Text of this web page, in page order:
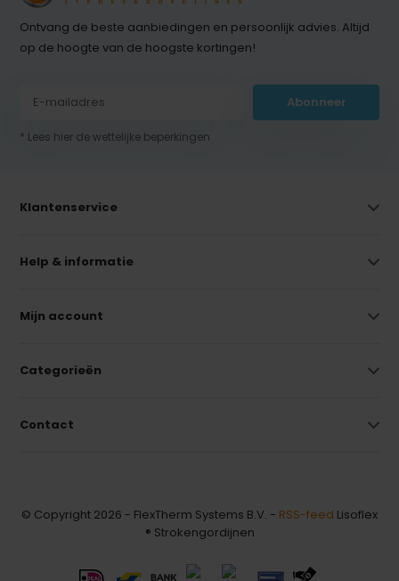
Ontvang de beste aanbiedingen en persoonlijk advies. Altijd
op de hoogte van de hoogste kortingen!
Abonneer
* Lees hier de wettelijke beperkingen
Klantenservice
Help & informatie
Mijn account
Categorieën
Contact
© Copyright 2026 - FlexTherm Systems B.V. - RSS-feed Lisoflex
® Strokengordijnen